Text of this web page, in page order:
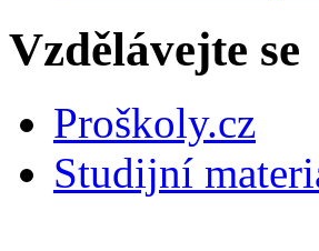
Vzdělávejte se
Proškoly.cz
Studijní